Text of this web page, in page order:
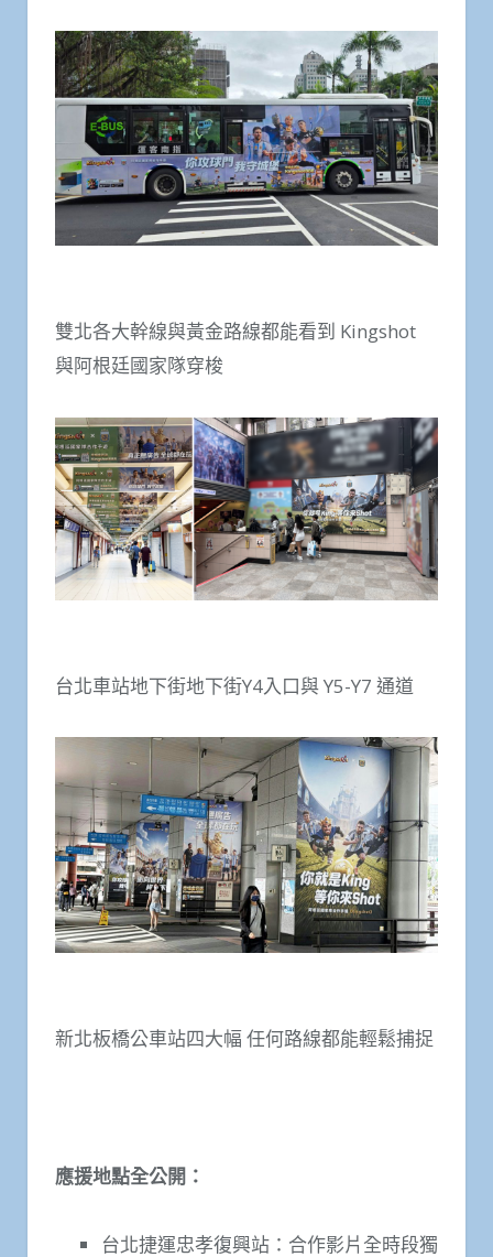
雙北各大幹線與黃金路線都能看到 Kingshot
與阿根廷國家隊穿梭
台北車站地下街地下街Y4入口與 Y5-Y7 通道
新北板橋公車站四大幅 任何路線都能輕鬆捕捉
應援地點全公開：
台北捷運忠孝復興站：合作影片全時段獨